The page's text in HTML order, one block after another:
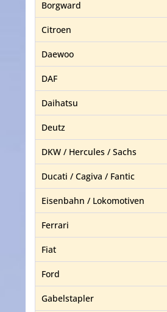
Borgward
Citroen
Daewoo
DAF
Daihatsu
Deutz
DKW / Hercules / Sachs
Ducati / Cagiva / Fantic
Eisenbahn / Lokomotiven
Ferrari
Fiat
Ford
Gabelstapler